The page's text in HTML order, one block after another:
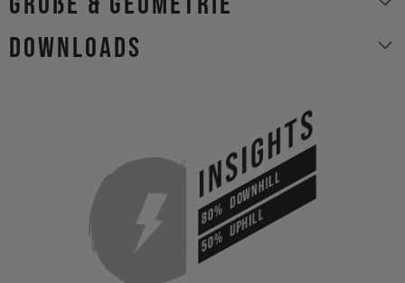
Downloads
INSIGHTS
80%DOWNHILL
50%UPHILL